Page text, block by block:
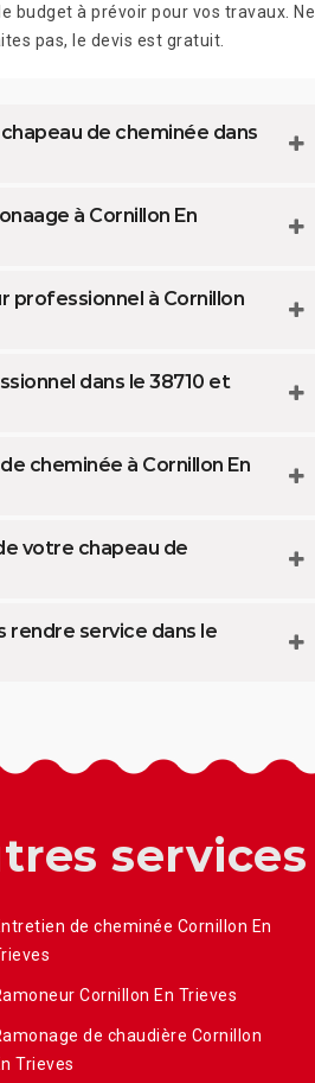
budget à prévoir pour vos travaux. Ne
pas, le devis est gratuit.
de cheminée dans
à Cornillon En
professionnel à Cornillon
dans le 38710 et
cheminée à Cornillon En
votre chapeau de
rendre service dans le
services
de cheminée Cornillon En
Cornillon En Trieves
de chaudière Cornillon
Trieves